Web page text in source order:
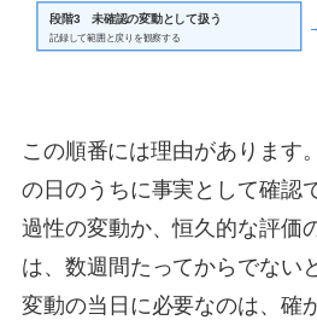
段階3 未確認の変動として扱う
記録して範囲と戻りを観察する
→
この順番には理由があります
の日のうちに事実として確認
過性の変動か、恒久的な評価
は、数週間たってからでない
変動の当日に必要なのは、確